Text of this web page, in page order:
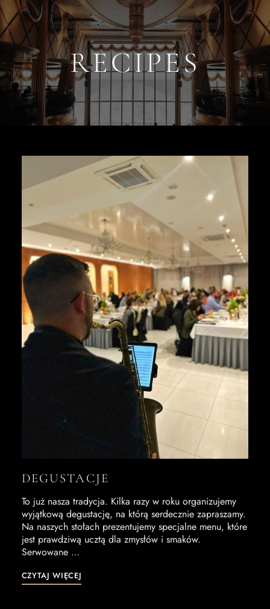
RECIPES
DEGUSTACJE
To już nasza tradycja. Kilka razy w roku organizujemy
wyjątkową degustację, na którą serdecznie zapraszamy.
Na naszych stołach prezentujemy specjalne menu, które
jest prawdziwą ucztą dla zmysłów i smaków.
Serwowane …
CZYTAJ WIĘCEJ